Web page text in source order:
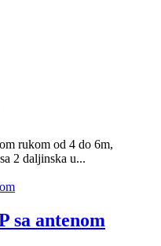
rukom od 4 do 6m,
2 daljinska u...
sa antenom